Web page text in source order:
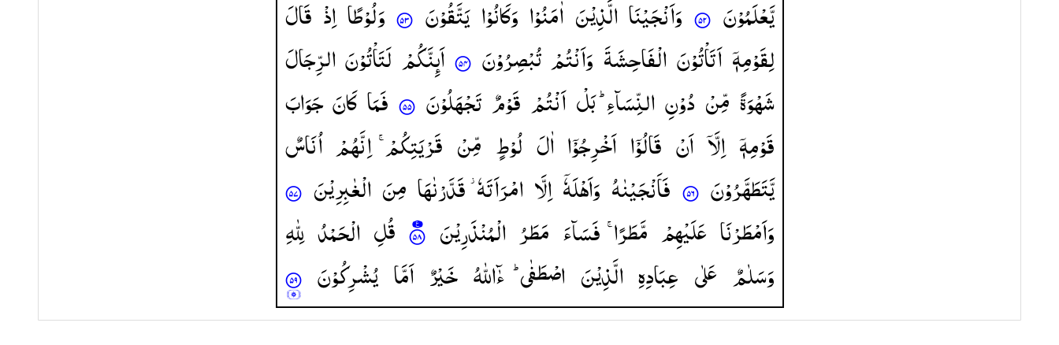
یَّعْلَمُوْنَ
وَاَنْجَیْنَا الَّذِیْنَ اٰمَنُوْا وَكَانُوْا یَتَّقُوْنَ وَلُوْطًا اِذْ قَالَ
لِقَوْمِهٖۤ اَتَاْتُوْنَ الْفَاحِشَةَ وَاَنْتُمْ تُبْصِرُوْنَ اَىِٕنَّكُمْ لَتَاْتُوْنَ الرِّجَالَ
شَهْوَةً مِّنْ دُوْنِ النِّسَآءِ ؕ بَلْ اَنْتُمْ قَوْمٌ تَجْهَلُوْنَ فَمَا كَانَ جَوَابَ
قَوْمِهٖۤ اِلَّاۤ اَنْ قَالُوْۤا اَخْرِجُوْۤا اٰلَ لُوْطٍ مِّنْ قَرْیَتِكُمْ ۚ اِنَّهُمْ اُنَاسٌ
یَّتَطَهَّرُوْنَ
فَاَنْجَیْنٰهُ وَاَهْلَهٗۤ اِلَّا امْرَاَتَهٗ ؗ قَدَّرْنٰهَا مِنَ الْغٰبِرِیْنَ
وَاَمْطَرْنَا عَلَیْهِمْ مَّطَرًا ۚ فَسَآءَ مَطَرُ الْمُنْذَرِیْنَ قُلِ الْحَمْدُ لِلّٰهِ
وَسَلٰمٌ عَلٰی عِبَادِهِ الَّذِیْنَ اصْطَفٰی ؕ ءٰٓاللّٰهُ خَیْرٌ اَمَّا یُشْرِكُوْنَ